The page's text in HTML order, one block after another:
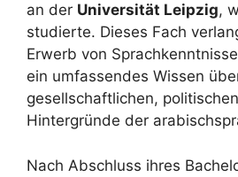
an der Universität Leipzig,
studierte. Dieses Fach
Erwerb von
ein umfassendes Wissen
gesellschaftlichen,
Hintergründe der
Nach Abschluss ihres